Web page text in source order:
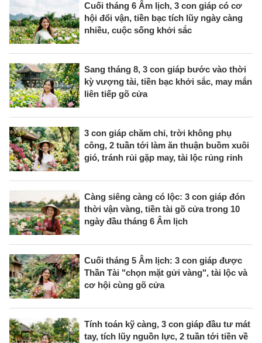
Cuối tháng 6 Âm lịch, 3 con giáp có cơ
hội đổi vận, tiền bạc tích lũy ngày càng
nhiều, cuộc sống khởi sắc
Sang tháng 8, 3 con giáp bước vào thời
kỳ vượng tài, tiền bạc khởi sắc, may mắn
liên tiếp gõ cửa
3 con giáp chăm chỉ, trời không phụ
công, 2 tuần tới làm ăn thuận buồm xuôi
gió, tránh rủi gặp may, tài lộc rủng rỉnh
Càng siêng càng có lộc: 3 con giáp đón
thời vận vàng, tiền tài gõ cửa trong 10
ngày đầu tháng 6 Âm lịch
Cuối tháng 5 Âm lịch: 3 con giáp được
Thần Tài "chọn mặt gửi vàng", tài lộc và
cơ hội cùng gõ cửa
Tính toán kỹ càng, 3 con giáp đầu tư mát
tay, tích lũy nguồn lực, 2 tuần tới tiền về